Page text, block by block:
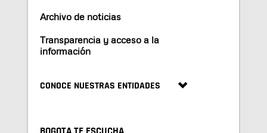
Archivo de noticias
Transparencia y acceso a la
información
CONOCE NUESTRAS ENTIDADES